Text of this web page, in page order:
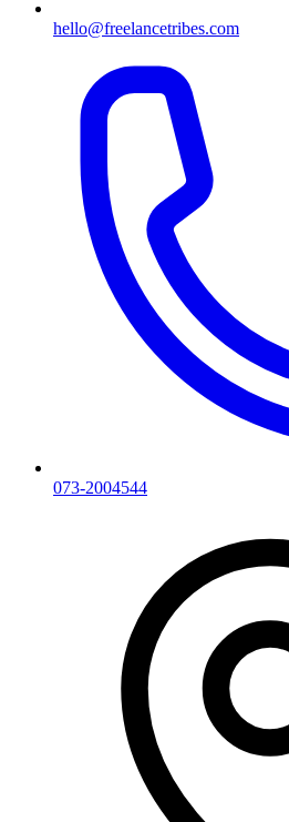
hello@freelancetribes.com
073-2004544